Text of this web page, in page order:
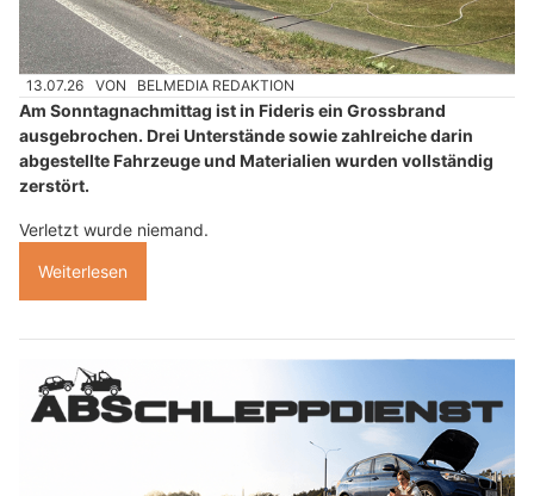
13.07.26 VON BELMEDIA REDAKTION
Am Sonntagnachmittag ist in Fideris ein Grossbrand
ausgebrochen. Drei Unterstände sowie zahlreiche darin
abgestellte Fahrzeuge und Materialien wurden vollständig
zerstört.
Verletzt wurde niemand.
Weiterlesen